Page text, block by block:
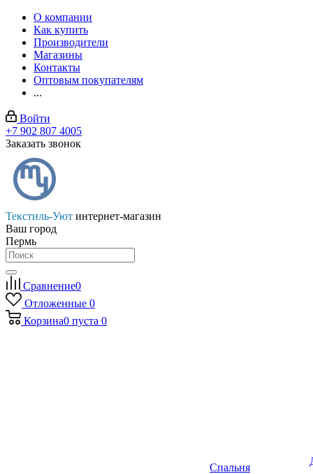
О компании
Как купить
Производители
Магазины
Контакты
Оптовым покупателям
...
Войти
+7 902 807 4005
Заказать звонок
Текстиль-Уют интернет-магазин
Ваш город
Пермь
Сравнение0
Отложенные 0
Корзина0 пуста 0
Спальня